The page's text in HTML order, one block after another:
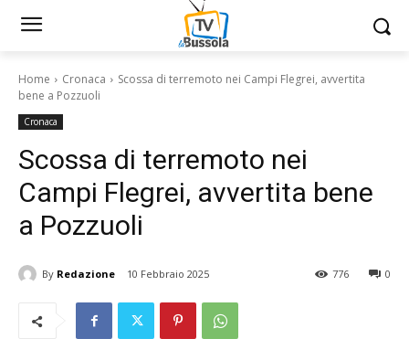
Home Cronaca
Scossa di terremoto nei Campi Flegrei, avvertita
bene a Pozzuoli
Cronaca
Scossa di terremoto nei
Campi Flegrei, avvertita bene
a Pozzuoli
By Redazione 10 Febbraio 2025 0
776